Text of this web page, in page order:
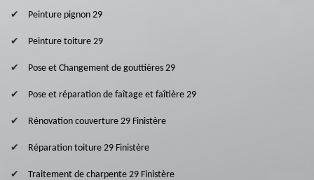
Peinture pignon 29
Peinture toiture 29
Pose et Changement de gouttières 29
Pose et réparation de faîtage et faîtière 29
Rénovation couverture 29 Finistère
Réparation toiture 29 Finistère
Traitement de charpente 29 Finistère